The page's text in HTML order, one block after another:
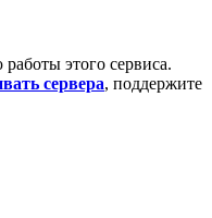
этого сервиса.
сервера, поддержите